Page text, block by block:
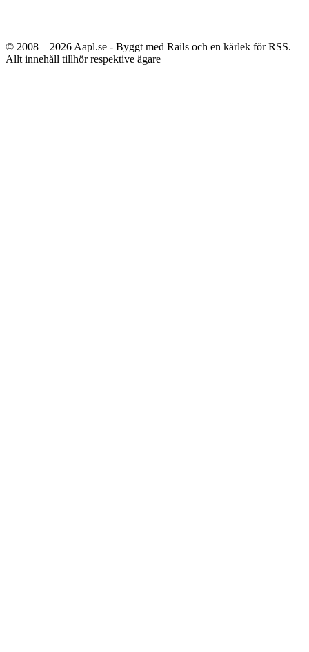
© 2008 – 2026 Aapl.se - Byggt med Rails och en kärlek för RSS.
Allt innehåll tillhör respektive ägare